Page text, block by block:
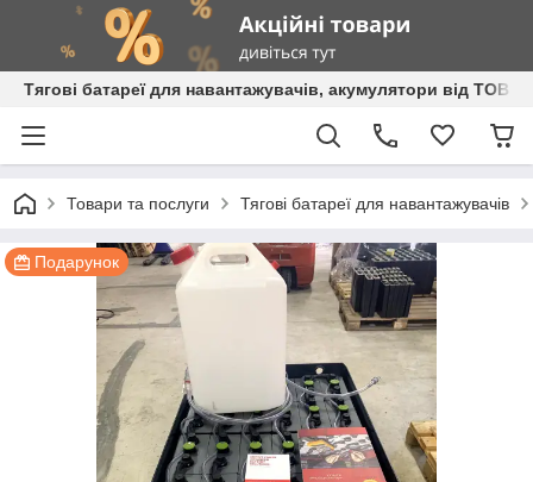
Тягові батареї для навантажувачів, акумулятори від ТОВ
Товари та послуги Тягові батареї для навантажувачів
Подарунок